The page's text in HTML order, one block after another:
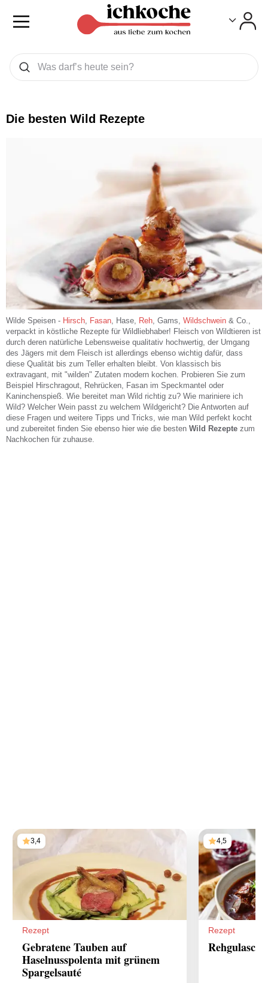
Was wollen Sie suchen
Suchen
Die besten Wild Rezepte
Wilde Speisen - Hirsch Fasan , Hase, Reh , Gams, Wildschwein & Co.,
verpackt in köstliche Rezepte für Wildliebhaber! Fleisch von Wildtieren ist
durch deren natürliche Lebensweise qualitativ hochwertig, der Umgang
des Jägers mit dem Fleisch ist allerdings ebenso wichtig dafür, dass
diese Qualität bis zum Teller erhalten bleibt. Von klassisch bis
extravagant, mit "wilden" Zutaten modern kochen. Probieren Sie zum
Beispiel Hirschragout, Rehrücken, Fasan im Speckmantel oder
Kaninchenspieß. Wie bereitet man Wild richtig zu? Wie mariniere ich
Wild? Welcher Wein passt zu welchem Wildgericht? Die Antworten auf
diese Fragen und weitere Tipps und Tricks, wie man Wild perfekt kocht
und zubereitet finden Sie ebenso hier wie die besten Wild Rezepte zum
Nachkochen für zuhause.
3,4
Rezept
Gebratene Tauben auf
Haselnusspolenta mit grünem
Spargelsauté
4,5
Rezept
Rehgulasch